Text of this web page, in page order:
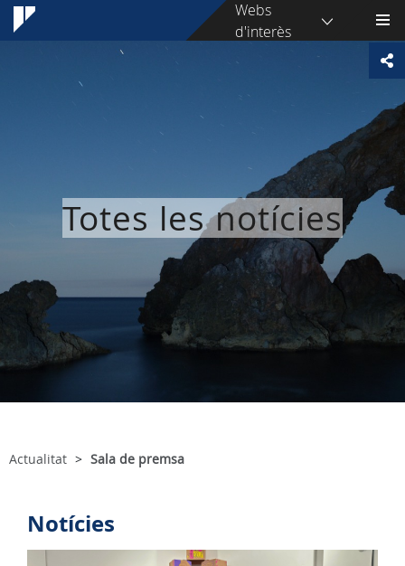
Webs
d'interès
Totes les notícies
Actualitat Sala de premsa
Notícies